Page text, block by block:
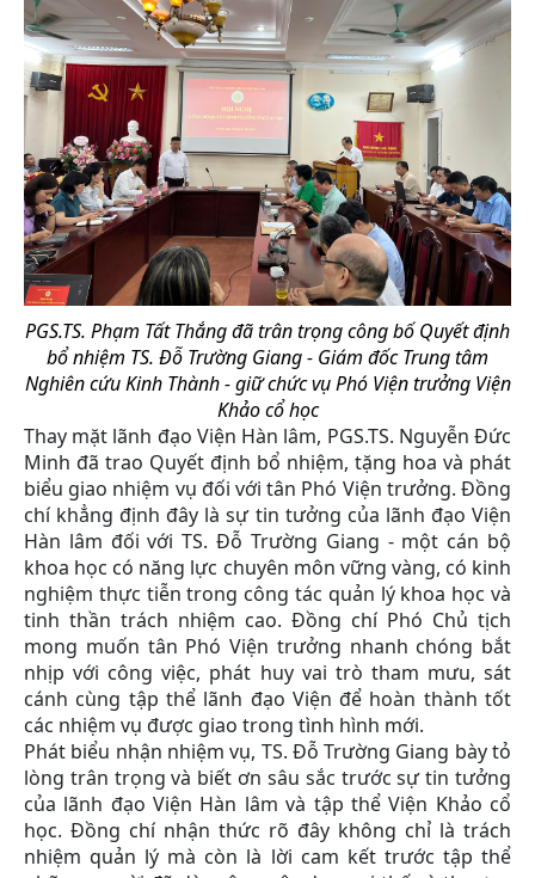
PGS.TS. Phạm Tất Thắng đã trân trọng công bố Quyết định
bổ nhiệm TS. Đỗ Trường Giang - Giám đốc Trung tâm
Nghiên cứu Kinh Thành - giữ chức vụ Phó Viện trưởng Viện
Khảo cổ học
Thay mặt lãnh đạo Viện Hàn lâm, PGS.TS. Nguyễn Đức
Minh đã trao Quyết định bổ nhiệm, tặng hoa và phát
biểu giao nhiệm vụ đối với tân Phó Viện trưởng. Đồng
chí khẳng định đây là sự tin tưởng của lãnh đạo Viện
Hàn lâm đối với TS. Đỗ Trường Giang - một cán bộ
khoa học có năng lực chuyên môn vững vàng, có kinh
nghiệm thực tiễn trong công tác quản lý khoa học và
tinh thần trách nhiệm cao. Đồng chí Phó Chủ tịch
mong muốn tân Phó Viện trưởng nhanh chóng bắt
nhịp với công việc, phát huy vai trò tham mưu, sát
cánh cùng tập thể lãnh đạo Viện để hoàn thành tốt
các nhiệm vụ được giao trong tình hình mới.
Phát biểu nhận nhiệm vụ, TS. Đỗ Trường Giang bày tỏ
lòng trân trọng và biết ơn sâu sắc trước sự tin tưởng
của lãnh đạo Viện Hàn lâm và tập thể Viện Khảo cổ
học. Đồng chí nhận thức rõ đây không chỉ là trách
nhiệm quản lý mà còn là lời cam kết trước tập thể